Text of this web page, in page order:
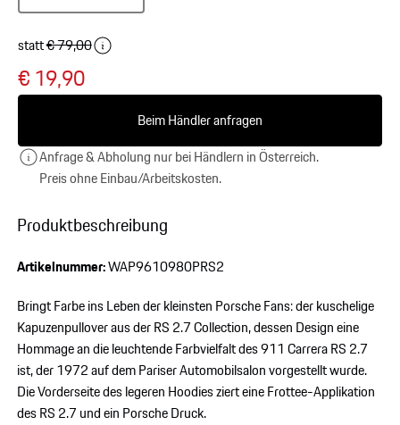
Produktbeschreibung
Artikelnummer:WAP9610980PRS2
Bringt Farbe ins Leben der kleinsten Porsche Fans: der kuschelige
Kapuzenpullover aus der RS 2.7 Collection, dessen Design eine
Hommage an die leuchtende Farbvielfalt des 911 Carrera RS 2.7
ist, der 1972 auf dem Pariser Automobilsalon vorgestellt wurde.
Die Vorderseite des legeren Hoodies ziert eine Frottee-Applikation
des RS 2.7 und ein Porsche Druck.
statt€ 79,00
€ 19,90
Beim Händler anfragen
Anfrage & Abholung nur bei Händlern in Österreich.
Preis ohne Einbau/Arbeitskosten.